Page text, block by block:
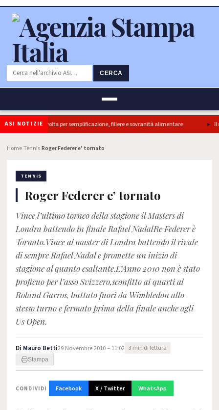
CERCA
ASI NOTIZIE
Camera e’ svolta per semplificazione, filiere e sovranità alimentare Il
HomeTennisRoger Federer e’ tornato
TENNIS
Roger Federer e’ tornato
Vince l’ultimo torneo della stagione il Masters di
Londra battendo in finale Rafael NadalRe Federer è
Tornato.Vince al master di Londra battendo il rivale
di sempre Rafael Nadal e promette un inizio di
stagione al quanto esaltante.L’Anno 2010 non è stato
proficuo per l’asso Svizzero,sconfitto ai quarti al
Roland Garros, buttato fuori da Wimbledon allo
stesso turno e fermato prima della finale anche agli
Us Open.
Di Mauro Betti29 Novembre 2010 – 11:02 3 min di lettura
Stampa
CONDIVIDI Facebook X / Twitter WhatsApp